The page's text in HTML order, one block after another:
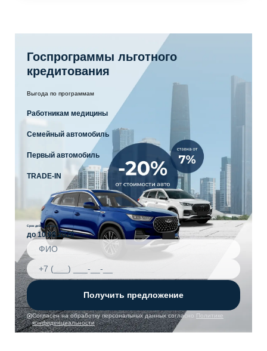
Госпрограммы льготного
кредитования
Получить предложение
Согласен на обработку персональных данных согласно Политике
конфиденциальности
Выгода по программам
Работникам медицины
Семейный автомобиль
Первый автомобиль
TRADE-IN
Срок действия акции
до 10.08.2026